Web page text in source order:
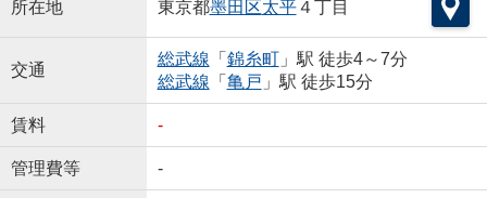
所在地 東京都墨田区太平４丁目
交通
総武線 「 錦糸町」駅 徒歩4～7分
総武線 「 亀戸 」駅 徒歩15分
賃料 -
管理費等 -